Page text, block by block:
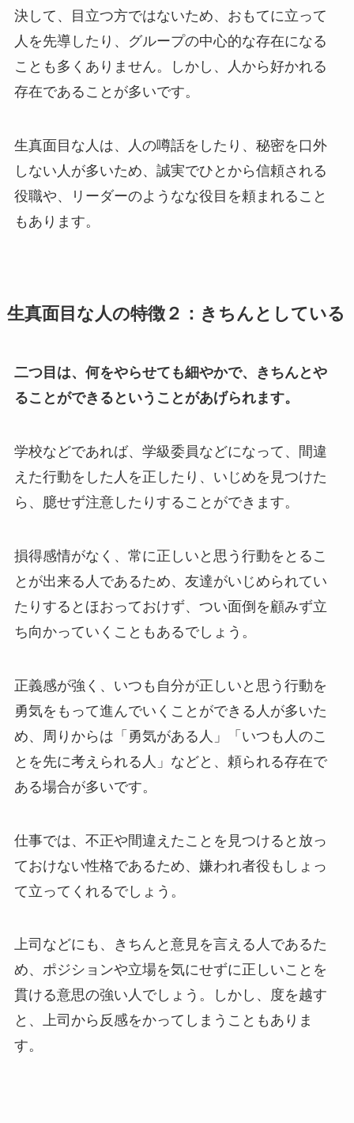
決して、目立つ方ではないため、おもてに立って
人を先導したり、グループの中心的な存在になる
ことも多くありません。しかし、人から好かれる
存在であることが多いです。
生真面目な人は、人の噂話をしたり、秘密を口外
しない人が多いため、誠実でひとから信頼される
役職や、リーダーのようなな役目を頼まれること
もあります。
生真面目な人の特徴２：きちんとしている
二つ目は、何をやらせても細やかで、きちんとや
ることができるということがあげられます。
学校などであれば、学級委員などになって、間違
えた行動をした人を正したり、いじめを見つけた
ら、臆せず注意したりすることができます。
損得感情がなく、常に正しいと思う行動をとるこ
とが出来る人であるため、友達がいじめられてい
たりするとほおっておけず、つい面倒を顧みず立
ち向かっていくこともあるでしょう。
正義感が強く、いつも自分が正しいと思う行動を
勇気をもって進んでいくことができる人が多いた
め、周りからは「勇気がある人」「いつも人のこ
とを先に考えられる人」などと、頼られる存在で
ある場合が多いです。
仕事では、不正や間違えたことを見つけると放っ
ておけない性格であるため、嫌われ者役もしょっ
て立ってくれるでしょう。
上司などにも、きちんと意見を言える人であるた
め、ポジションや立場を気にせずに正しいことを
貫ける意思の強い人でしょう。しかし、度を越す
と、上司から反感をかってしまうこともありま
す。